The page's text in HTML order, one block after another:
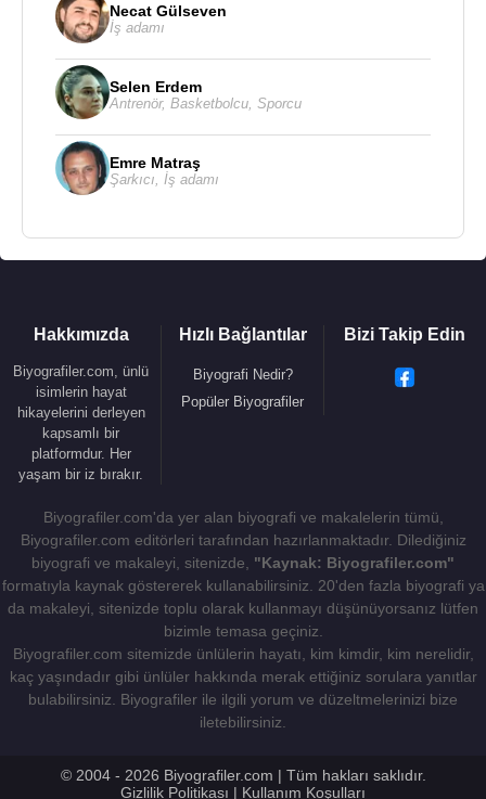
Necat Gülseven
İş adamı
Selen Erdem
Antrenör, Basketbolcu Sporcu
Emre Matraş
Şarkıcı İş adamı
Hakkımızda
Biyografiler.com, ünlü
isimlerin hayat
hikayelerini derleyen
kapsamlı bir
platformdur. Her
yaşam bir iz bırakır.
Hızlı Bağlantılar
Biyografi Nedir?
Popüler Biyografiler
Bizi Takip Edin
Biyografiler.com'da yer alan biyografi ve makalelerin tümü,
Biyografiler.com editörleri tarafından hazırlanmaktadır. Dilediğiniz
biyografi ve makaleyi, sitenizde, "Kaynak: Biyografiler.com"
formatıyla kaynak göstererek kullanabilirsiniz. 20'den fazla biyografi ya
da makaleyi, sitenizde toplu olarak kullanmayı düşünüyorsanız lütfen
bizimle temasa geçiniz.
Biyografiler.com sitemizde ünlülerin hayatı, kim kimdir, kim nerelidir,
kaç yaşındadır gibi ünlüler hakkında merak ettiğiniz sorulara yanıtlar
bulabilirsiniz. Biyografiler ile ilgili yorum ve düzeltmelerinizi bize
iletebilirsiniz.
© 2004 - 2026 Biyografiler.com | Tüm hakları saklıdır.
Gizlilik Politikası | Kullanım Koşulları